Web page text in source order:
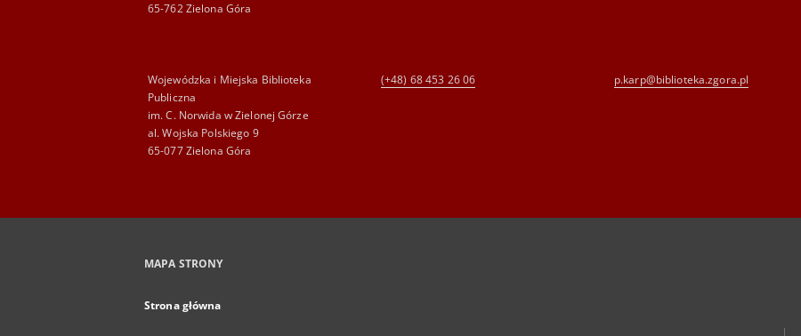
65-762 Zielona Góra
Wojewódzka i Miejska Biblioteka
Publiczna
im. C. Norwida w Zielonej Górze
al. Wojska Polskiego 9
65-077 Zielona Góra
(+48) 68 453 26 06 p.karp@biblioteka.zgora.pl
MAPA STRONY
Strona główna